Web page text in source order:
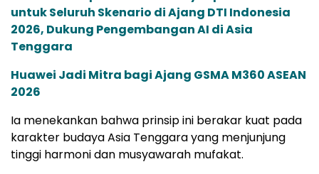
untuk Seluruh Skenario di Ajang DTI Indonesia
2026, Dukung Pengembangan AI di Asia
Tenggara
Huawei Jadi Mitra bagi Ajang GSMA M360 ASEAN
2026
Ia menekankan bahwa prinsip ini berakar kuat pada
karakter budaya Asia Tenggara yang menjunjung
tinggi harmoni dan musyawarah mufakat.